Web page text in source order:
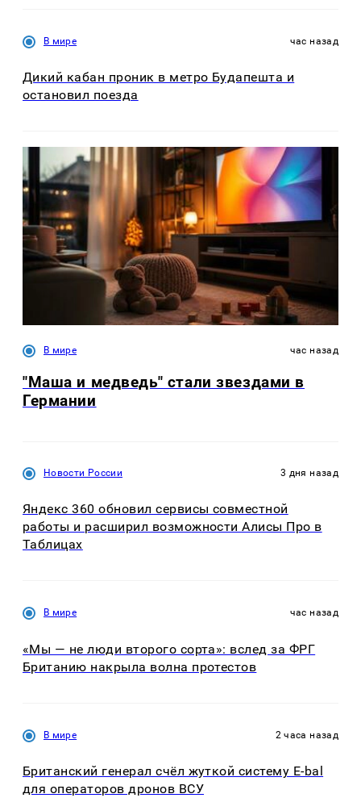
В мире час назад
Дикий кабан проник в метро Будапешта и
остановил поезда
В мире час назад
"Маша и медведь" стали звездами в
Германии
Новости России 3 дня назад
Яндекс 360 обновил сервисы совместной
работы и расширил возможности Алисы Про в
Таблицах
В мире час назад
«Мы — не люди второго сорта»: вслед за ФРГ
Британию накрыла волна протестов
В мире 2 часа назад
Британский генерал счёл жуткой систему E-bal
для операторов дронов ВСУ